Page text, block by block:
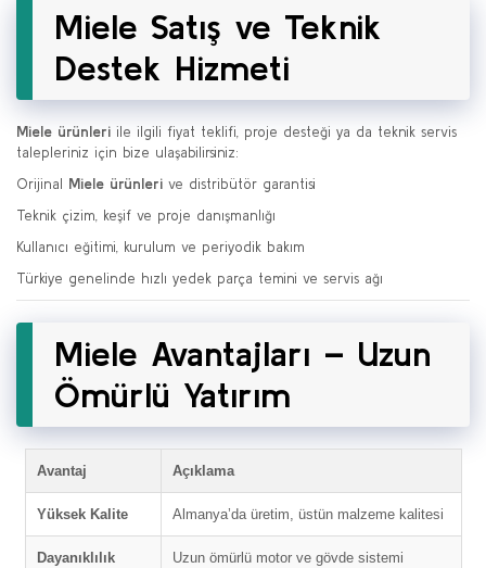
Miele Satış ve Teknik
Destek Hizmeti
Miele ürünleri ile ilgili fiyat teklifi, proje desteği ya da teknik servis
talepleriniz için bize ulaşabilirsiniz:
Orijinal
Miele ürünleri ve distribütör garantisi
Teknik çizim, keşif ve proje danışmanlığı
Kullanıcı eğitimi, kurulum ve periyodik bakım
Türkiye genelinde hızlı yedek parça temini ve servis ağı
Miele Avantajları – Uzun
Ömürlü Yatırım
Avantaj Açıklama
Yüksek Kalite Almanya’da üretim, üstün malzeme kalitesi
Dayanıklılık Uzun ömürlü motor ve gövde sistemi